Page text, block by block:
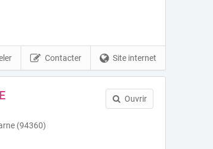
Site internet
Contacter
(94360)
Ouvrir